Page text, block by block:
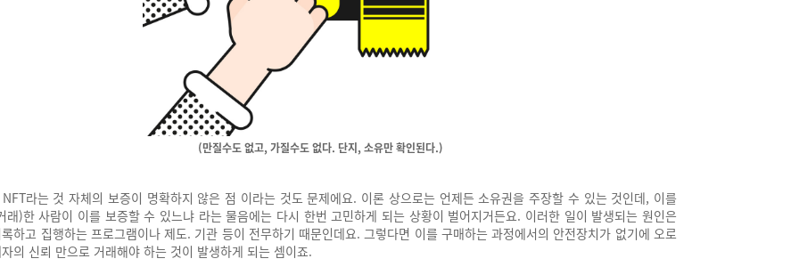
(만질수도 없고, 가질수도 없다. 단지, 소유만 확인된다.)
라는 것 자체의 보증이 명확하지 않은 점 이라는 것도 문제에요. 이론 상으로는 언제든 소유권을 주장할 수 있는 것인데, 이를
래)한 사람이 이를 보증할 수 있느냐 라는 물음에는 다시 한번 고민하게 되는 상황이 벌어지거든요. 이러한 일이 발생되는 원인은
하고 집행하는 프로그램이나 제도. 기관 등이 전무하기 때문인데요.그렇다면 이를 구매하는 과정에서의 안전장치가 없기에 오로
의 신뢰 만으로 거래해야 하는 것이 발생하게 되는 셈이죠.